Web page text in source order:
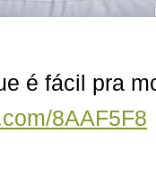
é fácil pra
8AAF5F8